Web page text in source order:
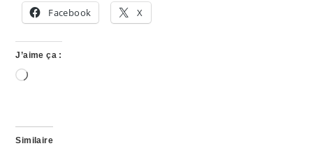
Facebook X
J’aime ça :
Chargement…
Similaire